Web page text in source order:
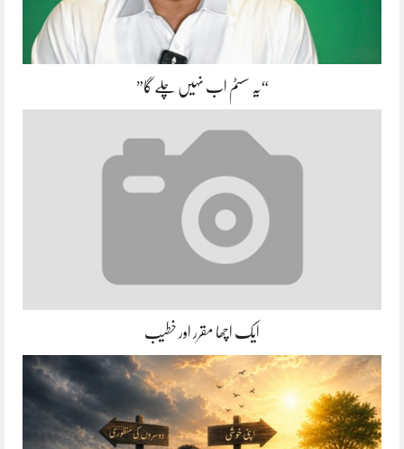
“یہ سسٹم اب نہیں چلے گا”
ایک اچھا مقرر اور خطیب